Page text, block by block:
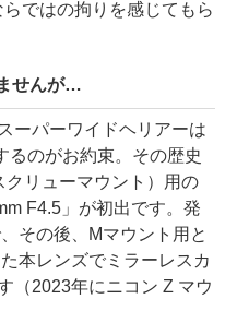
ではの拘りを感じてもら
せんが…
ーパーワイドヘリアーは
るのがお約束。その歴史
リューマウント）用の
F4.5」が初出です。発
その後、Mマウント用と
本レンズでミラーレスカ
（2023年にニコン Z マウ